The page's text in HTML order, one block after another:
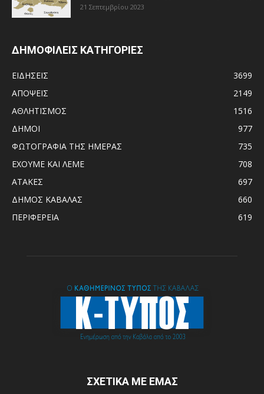
21 Σεπτεμβρίου 2023
ΔΗΜΟΦΙΛΕΙΣ ΚΑΤΗΓΟΡΙΕΣ
ΕΙΔΗΣΕΙΣ
3699
ΑΠΟΨΕΙΣ
2149
ΑΘΛΗΤΙΣΜΟΣ
1516
ΔΗΜΟΙ
977
ΦΩΤΟΓΡΑΦΙΑ ΤΗΣ ΗΜΕΡΑΣ
735
ΕΧΟΥΜΕ ΚΑΙ ΛΕΜΕ
708
ΑΤΑΚΕΣ
697
ΔΗΜΟΣ ΚΑΒΑΛΑΣ
660
ΠΕΡΙΦΕΡΕΙΑ
619
ΣΧΕΤΙΚΑ ΜΕ ΕΜΑΣ